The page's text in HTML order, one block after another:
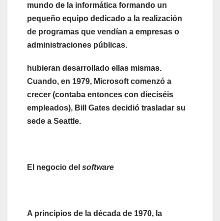
mundo de la informática formando un
pequeño equipo dedicado a la realización
de programas que vendían a empresas o
administraciones públicas.
hubieran desarrollado ellas mismas.
Cuando, en 1979, Microsoft comenzó a
crecer (contaba entonces con dieciséis
empleados), Bill
Gates decidió trasladar su
sede a Seattle.
El negocio del software
A principios de la década de 1970, la